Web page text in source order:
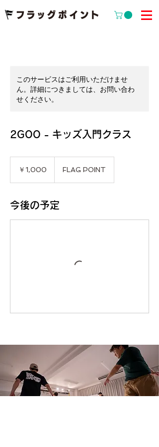
このサービスはご利用いただけませ
ん。詳細につきましては、お問い合わ
せください。
2GOO - キッズ入門クラス
￥1,000 FLAG POINT
今後の予定